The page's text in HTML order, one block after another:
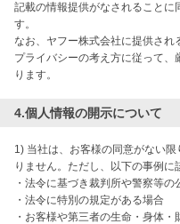
記載の情報提供がなされることに
す。
なお、ヤフー株式会社に提供さ
プライバシーの考え方に従って
ります。
4.個人情報の開示について
1) 当社は、お客様の同意がない
りません。ただし、以下の事例に
・法令に基づき裁判所や警察等
・法令に特別の規定がある場合
・お客様や第三者の生命・身体